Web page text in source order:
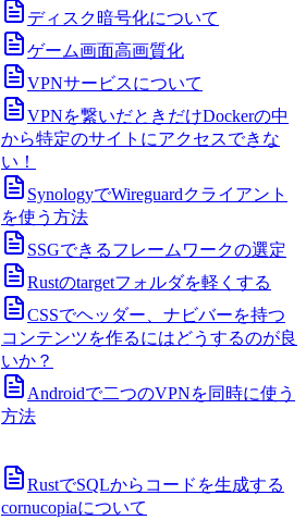
ディスク暗号化について
ゲーム画面高画質化
VPNサービスについて
VPNを繋いだときだけDockerの中
から特定のサイトにアクセスできな
い！
SynologyでWireguardクライアント
を使う方法
SSGできるフレームワークの選定
Rustのtargetフォルダを軽くする
CSSでヘッダー、ナビバーを持つ
コンテンツを作るにはどうするのが良
いか？
Androidで二つのVPNを同時に使う
方法
RustでSQLからコードを生成する
cornucopiaについて